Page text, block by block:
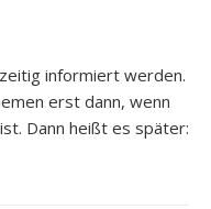
infor­miert wer­den.
erst dann, wenn
Dann heißt es spä­ter: